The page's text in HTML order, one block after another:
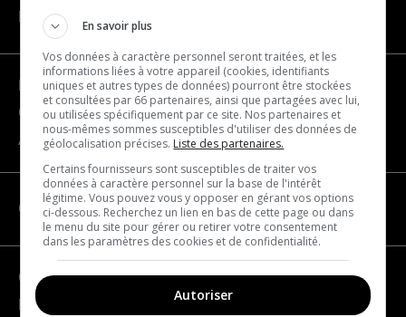
NAVIGATION
Become a partner
Contact us
About us
CATEGORIES
Geography
France
En savoir plus
Vos données à caractère personnel seront traitées, et les
informations liées à votre appareil (cookies, identifiants
uniques et autres types de données) pourront être stockées
et consultées par 66 partenaires, ainsi que partagées avec lui,
ou utilisées spécifiquement par ce site. Nos partenaires et
nous-mêmes sommes susceptibles d'utiliser des données de
géolocalisation précises. Liste des partenaires.
Certains fournisseurs sont susceptibles de traiter vos
données à caractère personnel sur la base de l'intérêt
légitime. Vous pouvez vous y opposer en gérant vos options
ci-dessous. Recherchez un lien en bas de cette page ou dans
le menu du site pour gérer ou retirer votre consentement
dans les paramètres des cookies et de confidentialité.
Autoriser